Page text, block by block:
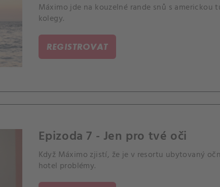
Máximo jde na kouzelné rande snů s
kolegy.
REGISTROVAT
Epizoda 7 - Jen pro tvé oči
Když Máximo zjistí, že je v resortu ubytovaný
hotel problémy.